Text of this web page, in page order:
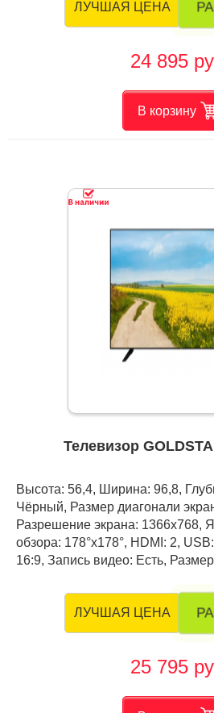
ЛУЧШАЯ ЦЕНА
24 895
В корзину
Телевизор
Высота: 56,4, Ширина: 96,8,
Чёрный, Размер диагонали
Разрешение экрана: 1366x768,
обзора: 178°x178°, HDMI: 2,
16:9, Запись видео: Есть,
ЛУЧШАЯ ЦЕНА
25 795